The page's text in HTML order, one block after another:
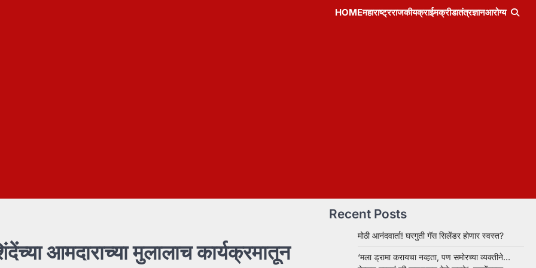
HOMEमहाराष्ट्रराजकीयक्राईमक्रीडातंत्रज्ञानआरोग्य
आमदाराच्या मुलालाच कार्यक्रमातून
Recent Posts
मोठी आनंदवार्ता! घरगुती गॅस सिलेंडर होणार स्वस्त?
‘मला ड्रामा करायचा नव्हता, पण समोरच्या व्यक्तीने…